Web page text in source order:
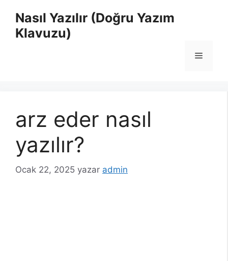
Nasıl Yazılır (Doğru Yazım
Klavuzu)
Menü
arz eder nasıl
yazılır?
Ocak 22, 2025 yazar admin